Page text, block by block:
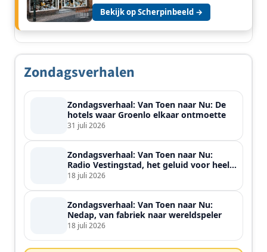
Bekijk op Scherpinbeeld →
Zondagsverhalen
Zondagsverhaal: Van Toen naar Nu: De
hotels waar Groenlo elkaar ontmoette
31 juli 2026
Zondagsverhaal: Van Toen naar Nu:
Radio Vestingstad, het geluid voor heel
de streek
18 juli 2026
Zondagsverhaal: Van Toen naar Nu:
Nedap, van fabriek naar wereldspeler
18 juli 2026